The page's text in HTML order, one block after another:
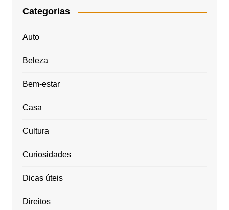
Categorias
Auto
Beleza
Bem-estar
Casa
Cultura
Curiosidades
Dicas úteis
Direitos